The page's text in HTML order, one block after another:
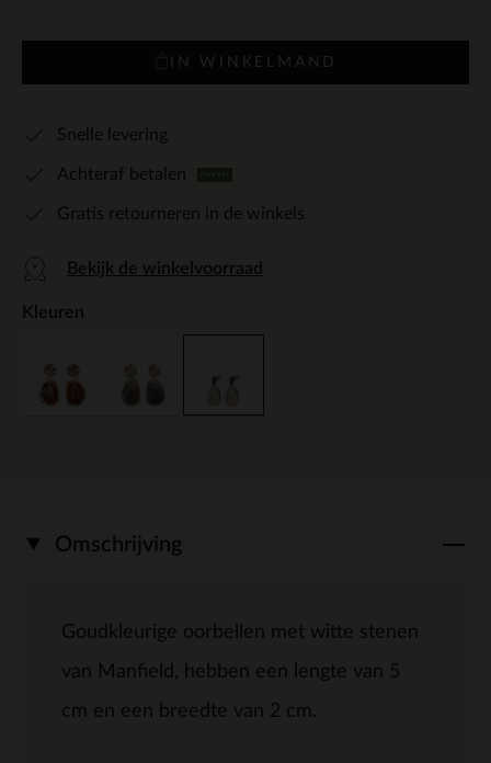
IN WINKELMAND
Snelle levering
Achteraf betalen
Gratis retourneren in de winkels
Bekijk de winkelvoorraad
Kleuren
Omschrijving
Goudkleurige oorbellen met witte stenen
van Manfield, hebben een lengte van 5
cm en een breedte van 2 cm.